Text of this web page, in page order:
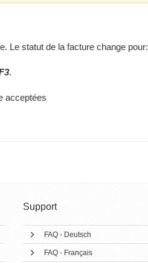
Le statut de la facture change pour:
.
acceptées
Support
FAQ - Deutsch
FAQ - Français